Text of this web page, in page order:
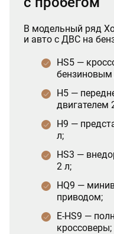
В модельный ряд
и авто с ДВС на
HS5 —
бензиновым
H5 —
двигателем
H9 —
л;
HS3 —
2 л;
HQ9 —
приводом;
E-HS9 —
кроссоверы;